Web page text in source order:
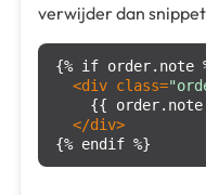
verwijder dan
{% if order.note
<div class=
</div>
{% endif %}